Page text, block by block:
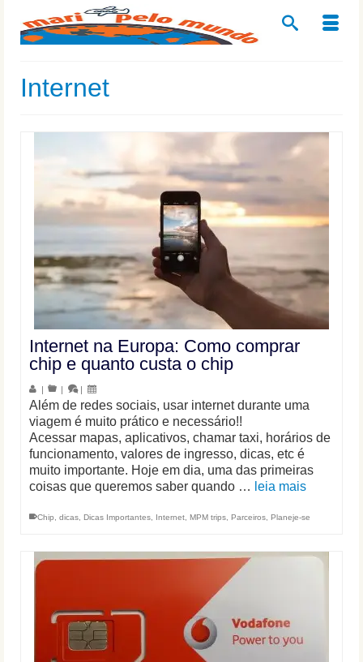
Internet
Internet na Europa: Como comprar
chip e quanto custa o chip
| | |
Além de redes sociais, usar internet durante uma
viagem é muito prático e necessário!!
Acessar mapas, aplicativos, chamar taxi, horários de
funcionamento, valores de ingresso, dicas, etc é
muito importante. Hoje em dia, uma das primeiras
coisas que queremos saber quando … leia mais
Chip dicas Dicas Importantes Internet MPM trips Parceiros Planeje-se